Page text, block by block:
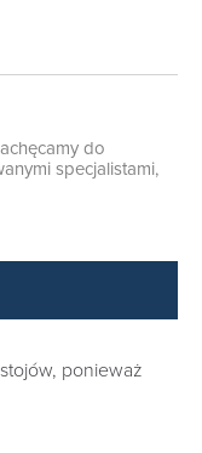
do
specjalistami,
ponieważ